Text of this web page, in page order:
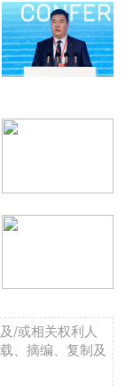
/或相关权利人
、摘编、复制及